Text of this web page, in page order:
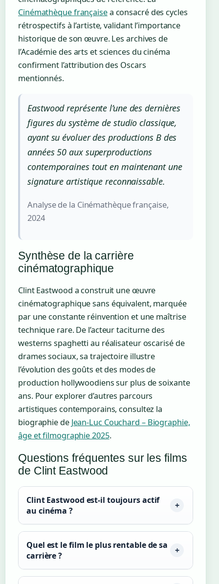
Cinémathèque françaisea consacré des cycles
rétrospectifs à l’artiste, validant l’importance
historique de son œuvre. Les archives de
l’Académie des arts et sciences du cinéma
confirment l’attribution des Oscars
mentionnés.
Eastwood représente l’une des dernières
figures du système de studio classique,
ayant su évoluer des productions B des
années 50 aux superproductions
contemporaines tout en maintenant une
signature artistique reconnaissable.
Analyse de la Cinémathèque française,
2024
Synthèse de la carrière
cinématographique
Clint Eastwood a construit une œuvre
cinématographique sans équivalent, marquée
par une constante réinvention et une maîtrise
technique rare. De l’acteur taciturne des
westerns spaghetti au réalisateur oscarisé de
drames sociaux, sa trajectoire illustre
l’évolution des goûts et des modes de
production hollywoodiens sur plus de soixante
ans. Pour explorer d’autres parcours
artistiques contemporains, consultez la
biographie de Jean-Luc Couchard – Biographie,
âge et filmographie 2025.
Questions fréquentes sur les films
de Clint Eastwood
Clint Eastwood est-il toujours actif
au cinéma ?
Quel est le film le plus rentable de sa
carrière ?